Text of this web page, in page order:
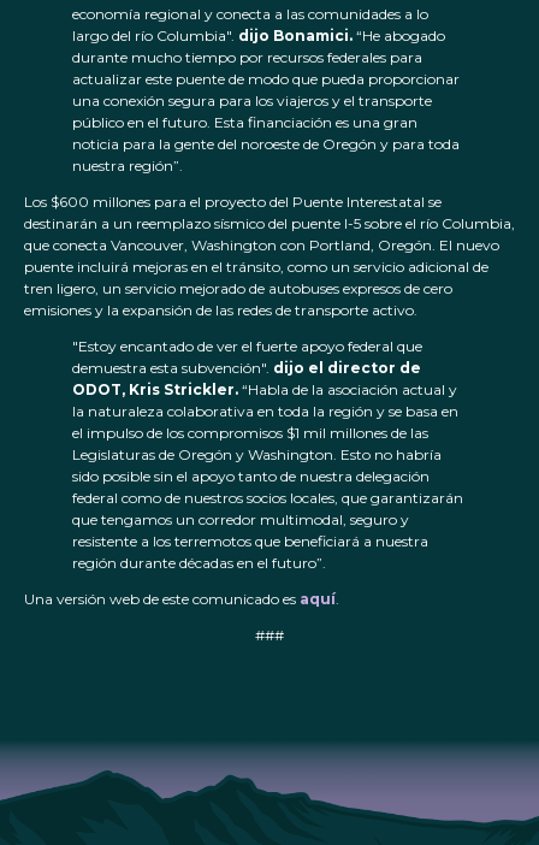
economía regional y conecta a las comunidades a lo
largo del río Columbia". dijo Bonamici. “He abogado
durante mucho tiempo por recursos federales para
actualizar este puente de modo que pueda proporcionar
una conexión segura para los viajeros y el transporte
público en el futuro. Esta financiación es una gran
noticia para la gente del noroeste de Oregón y para toda
nuestra región”.
Los $600 millones para el proyecto del Puente Interestatal se
destinarán a un reemplazo sísmico del puente I-5 sobre el río Columbia,
que conecta Vancouver, Washington con Portland, Oregón. El nuevo
puente incluirá mejoras en el tránsito, como un servicio adicional de
tren ligero, un servicio mejorado de autobuses expresos de cero
emisiones y la expansión de las redes de transporte activo.
"Estoy encantado de ver el fuerte apoyo federal que
demuestra esta subvención". dijo el director de
ODOT, Kris Strickler. “Habla de la asociación actual y
la naturaleza colaborativa en toda la región y se basa en
el impulso de los compromisos $1 mil millones de las
Legislaturas de Oregón y Washington. Esto no habría
sido posible sin el apoyo tanto de nuestra delegación
federal como de nuestros socios locales, que garantizarán
que tengamos un corredor multimodal, seguro y
resistente a los terremotos que beneficiará a nuestra
región durante décadas en el futuro”.
Una versión web de este comunicado es aquí.
###